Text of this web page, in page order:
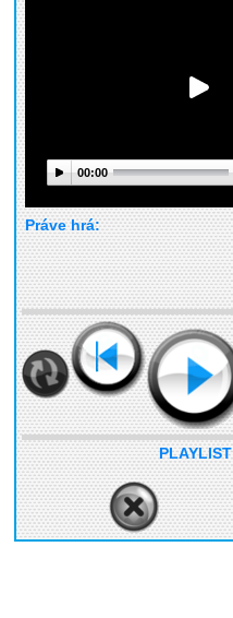
00:00
Práve hrá:
PLAYLIST